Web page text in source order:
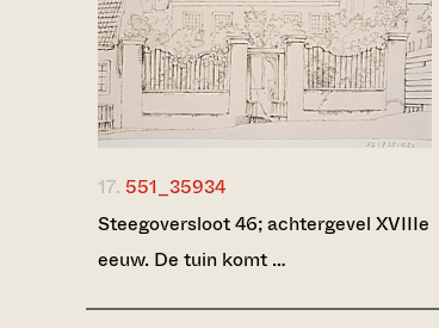
17. 551_35934
Steegoversloot 46; achtergevel XVIIIe
eeuw. De tuin komt …